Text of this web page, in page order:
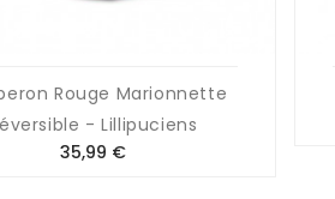
Rouge Marionnette
- Lillipuciens
35,99 €Prix